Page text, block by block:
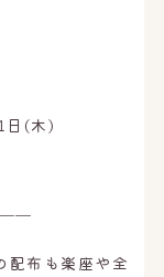
日(木)
配布も楽座や全